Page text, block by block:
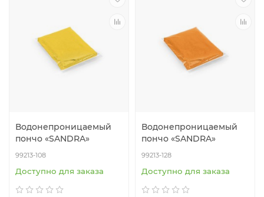
Водонепроницаемый
пончо «SANDRA»
99213-108
Доступно для заказа
Водонепроницаемый
пончо «SANDRA»
99213-128
Доступно для заказа